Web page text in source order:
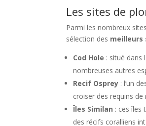
Les sites de
Parmi les nombreux
sélection des meilleurs
Cod Hole : situé dans
nombreuses autres
Recif Osprey : l’un
croiser des requins
Îles Similan : ces îles
des récifs coralliens